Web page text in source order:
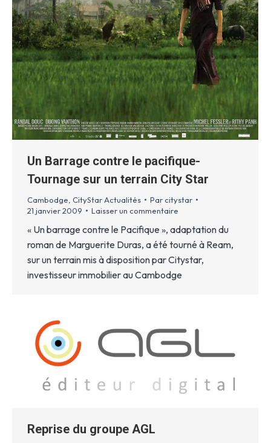
Un Barrage contre le pacifique-
Tournage sur un terrain City Star
Cambodge CityStar Actualités Par citystar
21 janvier 2009
Laisser un commentaire
« Un barrage contre le Pacifique », adaptation du
roman de Marguerite Duras, a été tourné à Ream,
sur un terrain mis à disposition par Citystar,
investisseur immobilier au Cambodge
Reprise du groupe AGL